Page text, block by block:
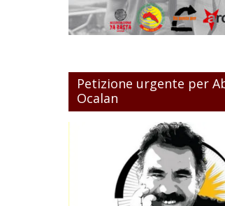
Petizione urgente per
Ocalan